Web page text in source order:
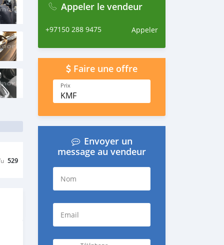
529
Appeler le vendeur
+97150 288 9475 Appeler
Faire une offre
Prix
KMF
Envoyer un
message au vendeur
Nom
Email